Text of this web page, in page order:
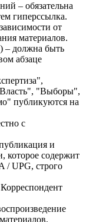
– обязательна
гиперссылка.
от
материалов.
– должна быть
абзаце
"Выборы",
публикуются на
с
и
которое содержит
/ UPG, строго